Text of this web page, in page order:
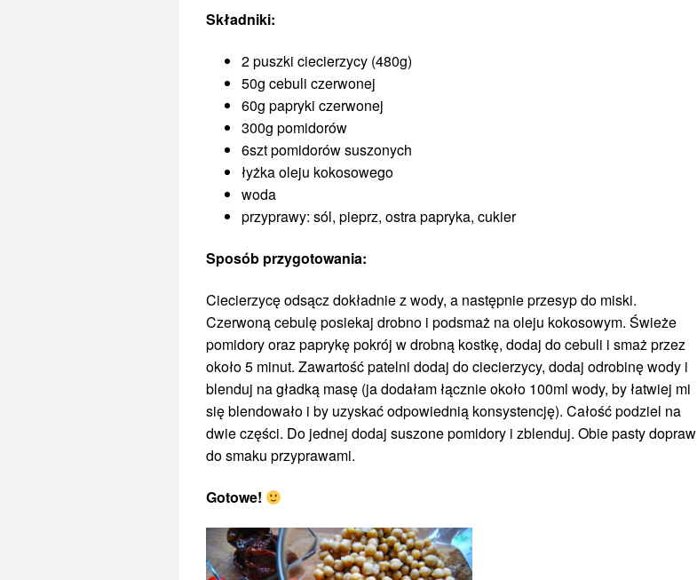
Składniki:
2 puszki ciecierzycy (480g)
50g cebuli czerwonej
60g papryki czerwonej
300g pomidorów
6szt pomidorów suszonych
łyżka oleju kokosowego
woda
przyprawy: sól, pieprz, ostra papryka, cukier
Sposób przygotowania:
Ciecierzycę odsącz dokładnie z wody, a następnie przesyp do miski.
Czerwoną cebulę posiekaj drobno i podsmaż na oleju kokosowym. Świeże
pomidory oraz paprykę pokrój w drobną kostkę, dodaj do cebuli i smaż przez
około 5 minut. Zawartość patelni dodaj do ciecierzycy, dodaj odrobinę wody i
blenduj na gładką masę (ja dodałam łącznie około 100ml wody, by łatwiej mi
się blendowało i by uzyskać odpowiednią konsystencję). Całość podziel na
dwie części. Do jednej dodaj suszone pomidory i zblenduj. Obie pasty dopraw
do smaku przyprawami.
Gotowe!